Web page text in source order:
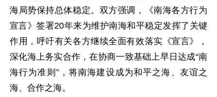
海局势保持总体稳定。双方强调，《南海各方行为
宣言》签署20年来为维护南海和平稳定发挥了关键
作用，呼吁有关各方继续全面有效落实《宣言》，
深化海上务实合作，在协商一致基础上早日达成“南
海行为准则”，将南海建设成为和平之海、友谊之
海、合作之海。